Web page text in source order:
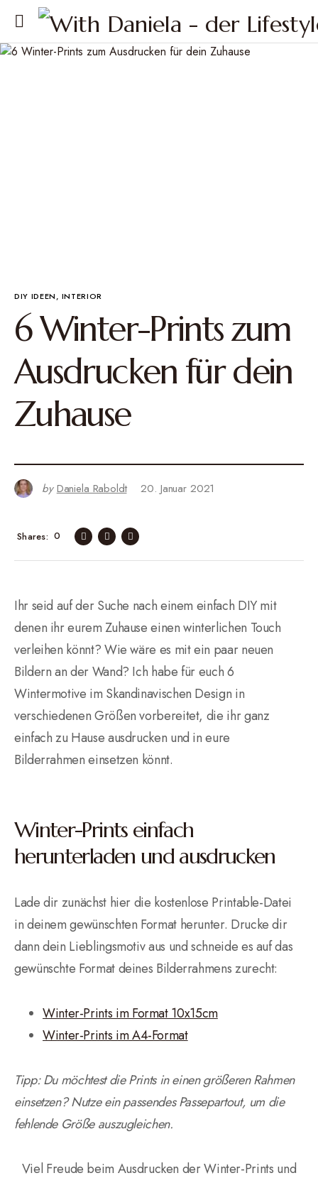
DIY IDEEN INTERIOR
6 Winter-Prints zum
Ausdrucken für dein
Zuhause
by Daniela Raboldt 20. Januar 2021
0
Shares
Ihr seid auf der Suche nach einem einfach DIY mit
denen ihr eurem Zuhause einen winterlichen Touch
verleihen könnt? Wie wäre es mit ein paar neuen
Bildern an der Wand? Ich habe für euch 6
Wintermotive im Skandinavischen Design in
verschiedenen Größen vorbereitet, die ihr ganz
einfach zu Hause ausdrucken und in eure
Bilderrahmen einsetzen könnt.
Winter-Prints einfach
herunterladen und ausdrucken
Lade dir zunächst hier die kostenlose Printable-Datei
in deinem gewünschten Format herunter. Drucke dir
dann dein Lieblingsmotiv aus und schneide es auf das
gewünschte Format deines Bilderrahmens zurecht:
Winter-Prints im Format 10x15cm
Winter-Prints im A4-Format
Tipp: Du möchtest die Prints in einen größeren Rahmen
einsetzen? Nutze ein passendes Passepartout, um die
fehlende Größe auszugleichen.
Viel Freude beim Ausdrucken der Winter-Prints und